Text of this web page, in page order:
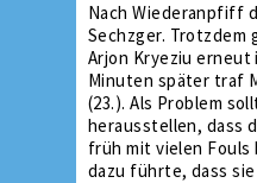
Nach Wiederanpfiff
Sechzger. Trotzdem
Arjon Kryeziu erneut
Minuten später traf
(23.). Als Problem
herausstellen, dass
früh mit vielen
dazu führte, dass